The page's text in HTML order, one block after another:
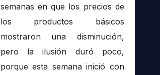
semanas en que los precios de
los productos básicos
mostraron una disminución,
pero la ilusión duró poco,
porque esta semana inició con